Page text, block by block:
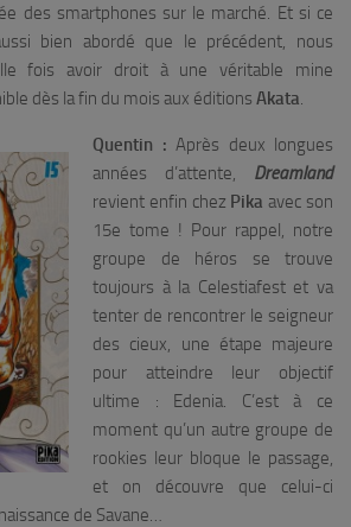
des smartphones sur le marché. Et si ce
bien abordé que le précédent, nous
fois avoir droit à une véritable mine
dès la fin du mois aux éditions Akata.
Quentin : Après deux longues
années d’attente, Dreamland
revient enfin chez Pika avec son
15e tome ! Pour rappel, notre
groupe de héros se trouve
toujours à la Celestiafest et va
tenter de rencontrer le seigneur
des cieux, une étape majeure
pour atteindre leur objectif
ultime : Edenia. C’est à ce
moment qu’un autre groupe de
rookies leur bloque le passage,
et on découvre que celui-ci
de Savane…